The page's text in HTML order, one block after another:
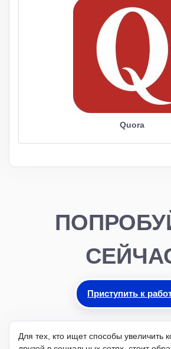
Quora
Приступить к
Для тех, кто ищет способы увеличить